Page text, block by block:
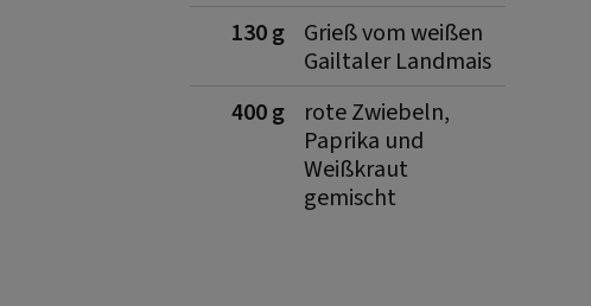
130 g
Grieß vom weißen
Gailtaler Landmais
400 g
rote Zwiebeln,
Paprika und
Weißkraut
gemischt